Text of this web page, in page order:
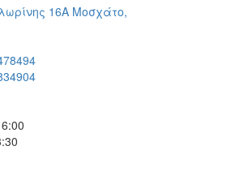
16Α Μοσχάτο,